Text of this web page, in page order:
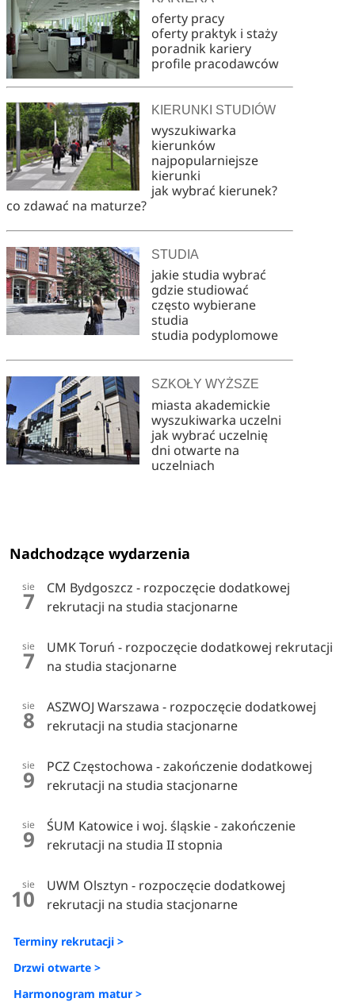
oferty pracy
oferty praktyk i staży
poradnik kariery
profile pracodawców
KIERUNKI STUDIÓW
wyszukiwarka
kierunków
najpopularniejsze
kierunki
jak wybrać kierunek?
co zdawać na maturze?
STUDIA
jakie studia wybrać
gdzie studiować
często wybierane
studia
studia podyplomowe
SZKOŁY WYŻSZE
miasta akademickie
wyszukiwarka uczelni
jak wybrać uczelnię
dni otwarte na
uczelniach
Nadchodzące wydarzenia
sie
7
CM Bydgoszcz - rozpoczęcie dodatkowej
rekrutacji na studia stacjonarne
sie
7
UMK Toruń - rozpoczęcie dodatkowej rekrutacji
na studia stacjonarne
sie
8
ASZWOJ Warszawa - rozpoczęcie dodatkowej
rekrutacji na studia stacjonarne
sie
9
PCZ Częstochowa - zakończenie dodatkowej
rekrutacji na studia stacjonarne
sie
9
ŚUM Katowice i woj. śląskie - zakończenie
rekrutacji na studia II stopnia
sie
10
UWM Olsztyn - rozpoczęcie dodatkowej
rekrutacji na studia stacjonarne
Terminy rekrutacji >
Drzwi otwarte >
Harmonogram matur >